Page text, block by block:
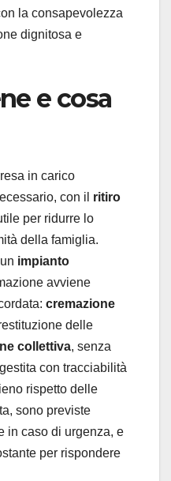
la consapevolezza
dignitosa e
e cosa
in carico
con il ritiro
per ridurre lo
della famiglia.
impianto
avviene
cremazione
delle
collettiva, senza
con tracciabilità
rispetto delle
sono previste
in caso di urgenza, e
per rispondere